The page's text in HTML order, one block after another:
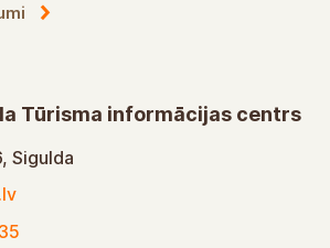
Tūrisma informācijas centrs
Sigulda